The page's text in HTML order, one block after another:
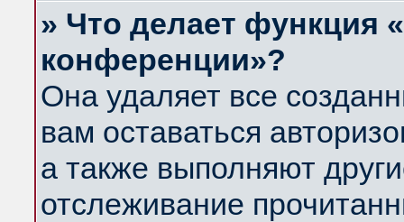
» Что делает функция
конференции»?
Она удаляет все
вам оставаться
а также выполняют
отслеживание